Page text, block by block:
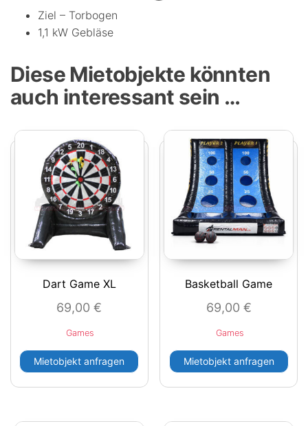
Ziel – Torbogen
1,1 kW Gebläse
Diese Mietobjekte könnten
auch interessant sein …
Dart Game XL
69,00€
Games
Mietobjekt anfragen
Basketball Game
69,00 €
Games
Mietobjekt anfragen